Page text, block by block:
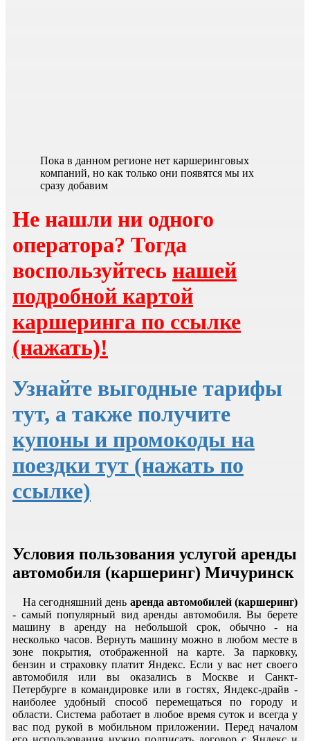
Пока в данном регионе нет каршеринговых
компаний, но как только они появятся мы их
сразу добавим
Не нашли ни одного
оператора? Тогда
воспользуйтесь нашей
подробной картой
каршеринга по ссылке
(нажать)!
Узнайте выгодные тарифы
тут, а также получите
купоны и промокоды на
поездки тут (нажать по
ссылке)
Условия пользования услугой аренды
автомобиля (каршеринг) Мичуринск
На сегодняшний день аренда автомобилей (каршеринг)
- самый популярный вид аренды автомобиля. Вы берете
машину в аренду на небольшой срок, обычно - на
несколько часов. Вернуть машину можно в любом месте в
зоне покрытия, отображенной на карте. За парковку,
бензин и страховку платит Яндекс. Если у вас нет своего
автомобиля или вы оказались в Москве и Санкт-
Петербурге в командировке или в гостях, Яндекс-драйв -
наиболее удобный способ перемещаться по городу и
области. Система работает в любое время суток и всегда у
вас под рукой в мобильном приложении. Перед началом